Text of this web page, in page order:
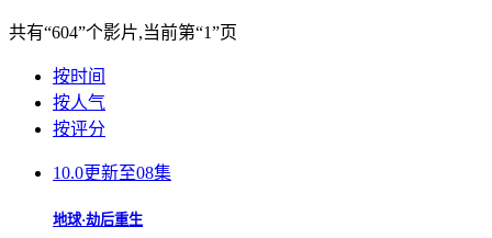
共有“604”个影片,当前第“1”页
按时间
按人气
按评分
10.0更新至08集
地球·劫后重生